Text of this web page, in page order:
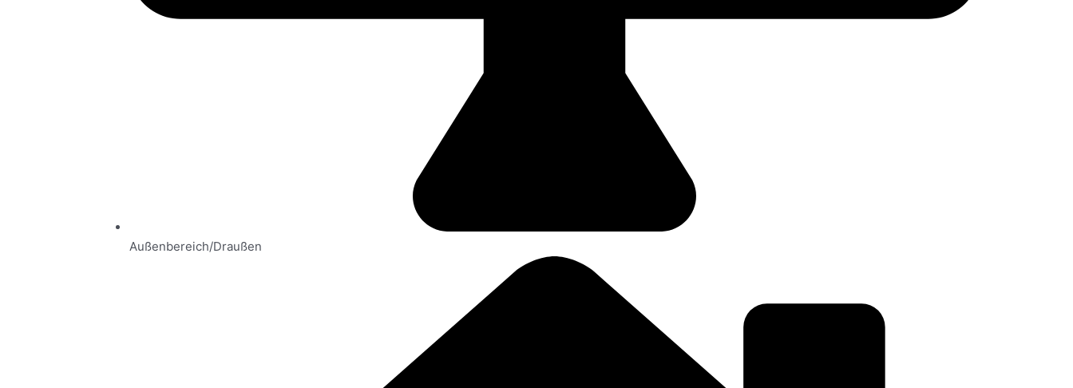
Außenbereich/Draußen